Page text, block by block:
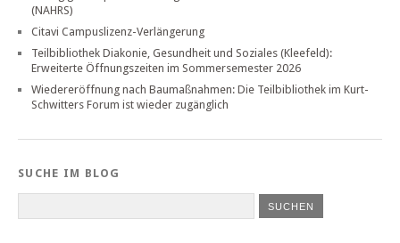
(NAHRS)
Citavi Campuslizenz-Verlängerung
Teilbibliothek Diakonie, Gesundheit und Soziales (Kleefeld):
Erweiterte Öffnungszeiten im Sommersemester 2026
Wiedereröffnung nach Baumaßnahmen: Die Teilbibliothek im Kurt-
Schwitters Forum ist wieder zugänglich
SUCHE IM BLOG